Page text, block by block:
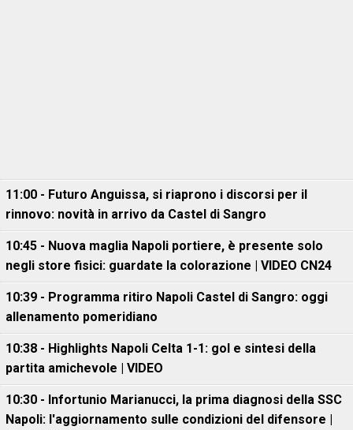
11:00 - Futuro Anguissa, si riaprono i discorsi per il
rinnovo: novità in arrivo da Castel di Sangro
10:45 - Nuova maglia Napoli portiere, è presente solo
negli store fisici: guardate la colorazione | VIDEO CN24
10:39 - Programma ritiro Napoli Castel di Sangro: oggi
allenamento pomeridiano
10:38 - Highlights Napoli Celta 1-1: gol e sintesi della
partita amichevole | VIDEO
10:30 - Infortunio Marianucci, la prima diagnosi della SSC
Napoli: l'aggiornamento sulle condizioni del difensore |